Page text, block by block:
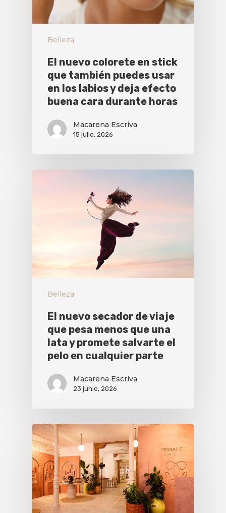
Belleza
El nuevo colorete en stick
que también puedes usar
en los labios y deja efecto
buena cara durante horas
Macarena Escriva
15 julio, 2026
Belleza
El nuevo secador de viaje
que pesa menos que una
lata y promete salvarte el
pelo en cualquier parte
Macarena Escriva
23 junio, 2026